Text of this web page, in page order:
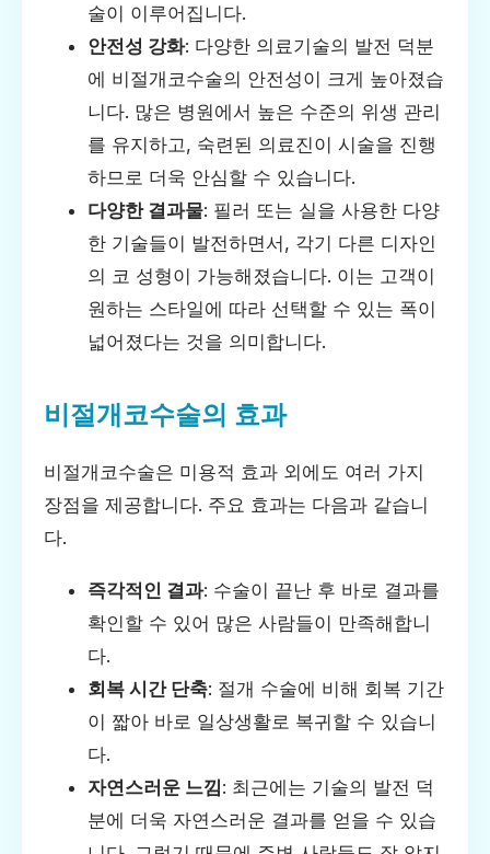
술이 이루어집니다.
안전성 강화: 다양한 의료기술의 발전 덕분
에 비절개코수술의 안전성이 크게 높아졌습
니다. 많은 병원에서 높은 수준의 위생 관리
를 유지하고, 숙련된 의료진이 시술을 진행
하므로 더욱 안심할 수 있습니다.
다양한 결과물: 필러 또는 실을 사용한 다양
한 기술들이 발전하면서, 각기 다른 디자인
의 코 성형이 가능해졌습니다. 이는 고객이
원하는 스타일에 따라 선택할 수 있는 폭이
넓어졌다는 것을 의미합니다.
비절개코수술의 효과
비절개코수술은 미용적 효과 외에도 여러 가지
장점을 제공합니다. 주요 효과는 다음과 같습니
다.
즉각적인 결과: 수술이 끝난 후 바로 결과를
확인할 수 있어 많은 사람들이 만족해합니
다.
회복 시간 단축: 절개 수술에 비해 회복 기간
이 짧아 바로 일상생활로 복귀할 수 있습니
다.
자연스러운 느낌: 최근에는 기술의 발전 덕
분에 더욱 자연스러운 결과를 얻을 수 있습